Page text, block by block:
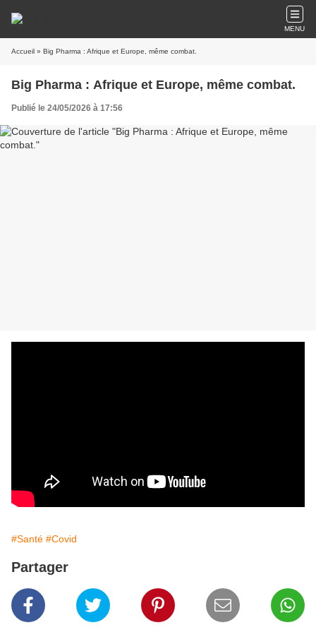
MENU
Accueil » Big Pharma : Afrique et Europe, même combat.
Big Pharma : Afrique et Europe, même combat.
Publié le 24/05/2026 à 17:56
#Santé #Covid
Partager